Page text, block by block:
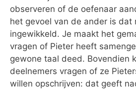
observeren of de oefenaar
het gevoel van de ander is dat
ingewikkeld. Je maakt het
vragen of Pieter heeft
gewone taal deed. Bovendien
deelnemers vragen of ze
willen opschrijven: dat geeft